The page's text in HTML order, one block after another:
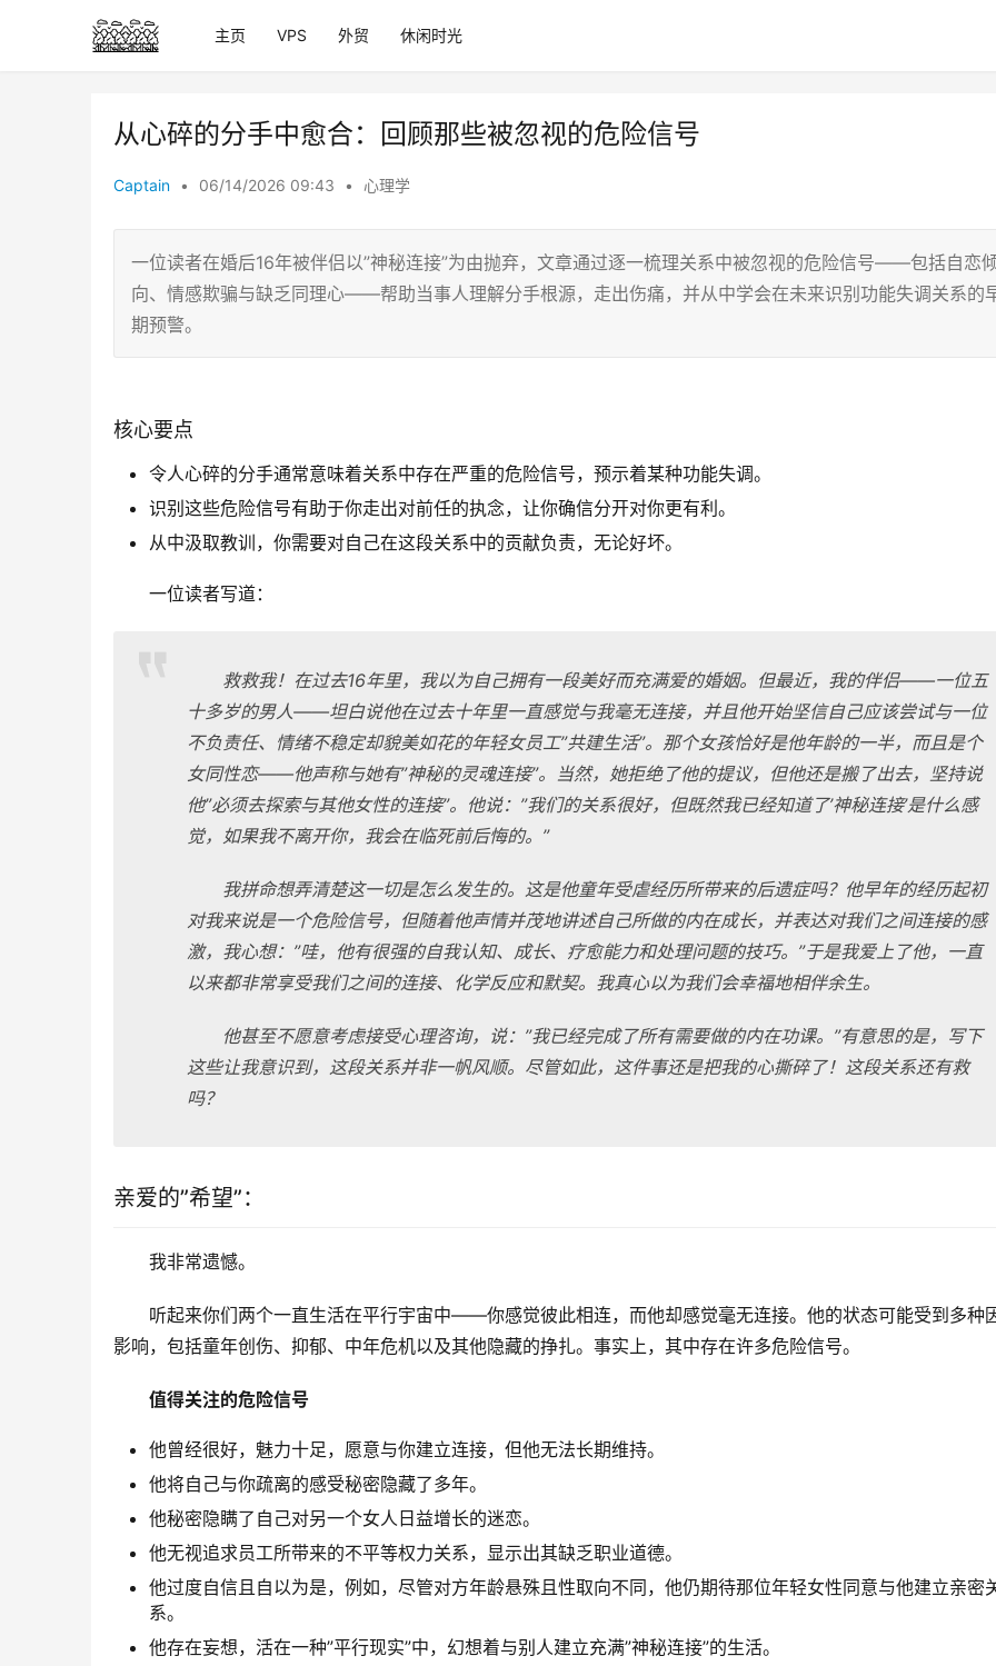
主页 VPS 外贸 休闲时光
从心碎的分手中愈合：回顾那些被忽视的危险信号
Captain • 06/14/2026 09:43 • 心理学
一位读者在婚后16年被伴侣以”神秘连接”为由抛弃，文章通过逐一梳理关系中被忽视的危险信号——包括自恋
向、情感欺骗与缺乏同理心——帮助当事人理解分手根源，走出伤痛，并从中学会在未来识别功能失调关系的
期预警。
核心要点
令人心碎的分手通常意味着关系中存在严重的危险信号，预示着某种功能失调。
识别这些危险信号有助于你走出对前任的执念，让你确信分开对你更有利。
从中汲取教训，你需要对自己在这段关系中的贡献负责，无论好坏。
一位读者写道：
救救我！在过去16年里，我以为自己拥有一段美好而充满爱的婚姻。但最近，我的伴侣——一位五
十多岁的男人——坦白说他在过去十年里一直感觉与我毫无连接，并且他开始坚信自己应该尝试与一位
不负责任、情绪不稳定却貌美如花的年轻女员工”共建生活”。那个女孩恰好是他年龄的一半，而且是个
女同性恋——他声称与她有”神秘的灵魂连接”。当然，她拒绝了他的提议，但他还是搬了出去，坚持说
他”必须去探索与其他女性的连接”。他说：”我们的关系很好，但既然我已经知道了’神秘连接’是什么感
觉，如果我不离开你，我会在临死前后悔的。”
我拼命想弄清楚这一切是怎么发生的。这是他童年受虐经历所带来的后遗症吗？他早年的经历起初
对我来说是一个危险信号，但随着他声情并茂地讲述自己所做的内在成长，并表达对我们之间连接的感
激，我心想：”哇，他有很强的自我认知、成长、疗愈能力和处理问题的技巧。”于是我爱上了他，一直
以来都非常享受我们之间的连接、化学反应和默契。我真心以为我们会幸福地相伴余生。
他甚至不愿意考虑接受心理咨询，说：”我已经完成了所有需要做的内在功课。”有意思的是，写下
这些让我意识到，这段关系并非一帆风顺。尽管如此，这件事还是把我的心撕碎了！这段关系还有救
吗？
亲爱的”希望”：
我非常遗憾。
听起来你们两个一直生活在平行宇宙中——你感觉彼此相连，而他却感觉毫无连接。他的状态可能受到多种
影响，包括童年创伤、抑郁、中年危机以及其他隐藏的挣扎。事实上，其中存在许多危险信号。
值得关注的危险信号
他曾经很好，魅力十足，愿意与你建立连接，但他无法长期维持。
他将自己与你疏离的感受秘密隐藏了多年。
他秘密隐瞒了自己对另一个女人日益增长的迷恋。
他无视追求员工所带来的不平等权力关系，显示出其缺乏职业道德。
他过度自信且自以为是，例如，尽管对方年龄悬殊且性取向不同，他仍期待那位年轻女性同意与他建立亲密
系。
他存在妄想，活在一种”平行现实”中，幻想着与别人建立充满”神秘连接”的生活。